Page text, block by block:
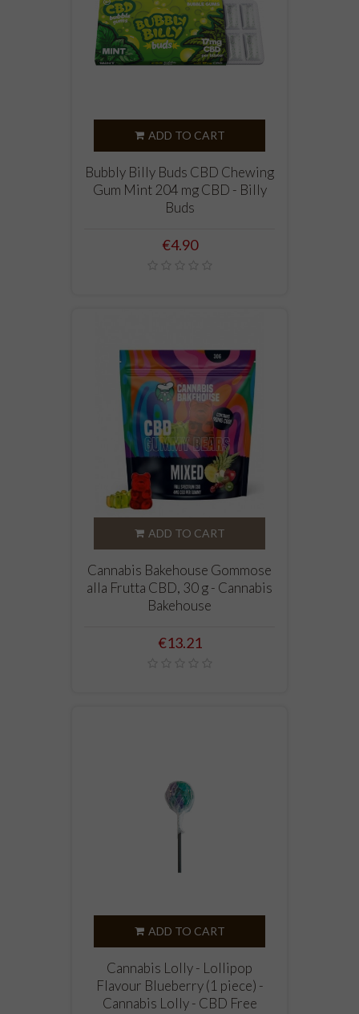
ADD TO CART
Bubbly Billy Buds CBD Chewing
Gum Mint 204 mg CBD - Billy
Buds
Price
€4.90
ADD TO CART
Cannabis Bakehouse Gommose
alla Frutta CBD, 30 g - Cannabis
Bakehouse
Price
€13.21
ADD TO CART
Cannabis Lolly - Lollipop
Flavour Blueberry (1 piece) -
Cannabis Lolly - CBD Free